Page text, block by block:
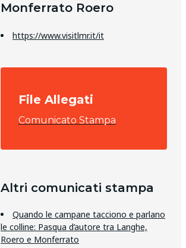
Monferrato Roero
https://www.visitlmr.it/it
File Allegati
Comunicato Stampa
Altri comunicati stampa
Quando le campane tacciono e parlano
le colline: Pasqua d’autore tra Langhe,
Roero e Monferrato